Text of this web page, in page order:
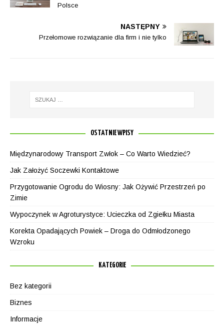
Polsce
NASTĘPNY
Przełomowe rozwiązanie dla firm i nie tylko
OSTATNIE WPISY
Międzynarodowy Transport Zwłok – Co Warto Wiedzieć?
Jak Założyć Soczewki Kontaktowe
Przygotowanie Ogrodu do Wiosny: Jak Ożywić Przestrzeń po
Zimie
Wypoczynek w Agroturystyce: Ucieczka od Zgiełku Miasta
Korekta Opadających Powiek – Droga do Odmłodzonego
Wzroku
KATEGORIE
Bez kategorii
Biznes
Informacje